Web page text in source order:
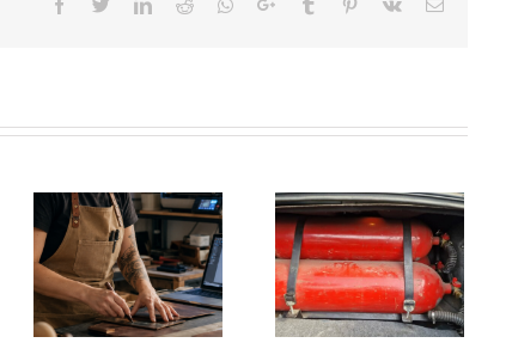
Facebook
TwitterLinkedIn
RedditWhatsapp
Google+Tumblr Pinterest
Vk Email